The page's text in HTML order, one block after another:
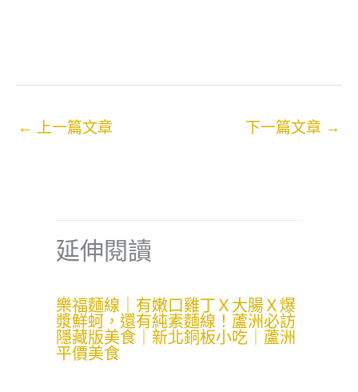
← 上一篇文章 下一篇文章 →
延伸閱讀
樂福麵線｜有嫩口雞丁Ｘ大腸Ｘ爆
漿鮮蚵，還有純素麵線！蘆洲必訪
隱藏版美食｜新北銅板小吃｜蘆洲
平價美食